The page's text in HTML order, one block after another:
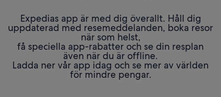
Expedias app är med dig överallt. Håll dig
uppdaterad med resemeddelanden, boka resor
när som helst,
få speciella app-rabatter och se din resplan
även när du är offline.
Ladda ner vår app idag och se mer av världen
för mindre pengar.